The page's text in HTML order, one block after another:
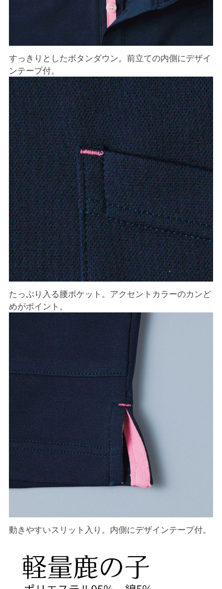
すっきりとしたボタンダウン。前立ての内側にデザイ
ンテープ付。
たっぷり入る腰ポケット。アクセントカラーのカンど
めがポイント。
動きやすいスリット入り。内側にデザインテープ付。